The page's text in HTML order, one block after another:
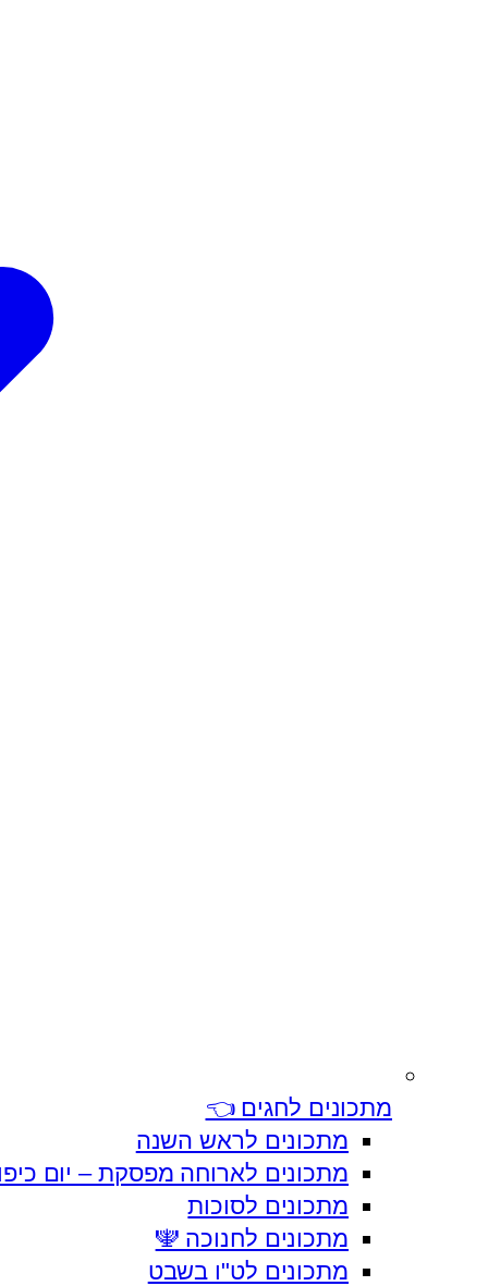
מתכונים לחגים 👈
מתכונים לראש השנה
מתכונים לארוחה מפסקת – יום
מתכונים לסוכות
מתכונים לחנוכה 🕎
מתכונים לט"ו בשבט